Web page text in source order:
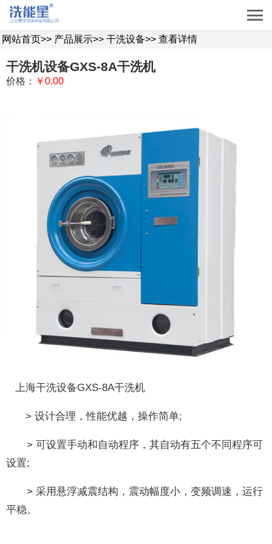
网站首页>> 产品展示>> 干洗设备>> 查看详情
干洗机设备GXS-8A干洗机
价格： ￥0.00
上海干洗设备GXS-8A干洗机
> 设计合理，性能优越，操作简单;
> 可设置手动和自动程序，其自动有五个不同程序可
设置;
> 采用悬浮减震结构，震动幅度小，变频调速，运行
平稳。